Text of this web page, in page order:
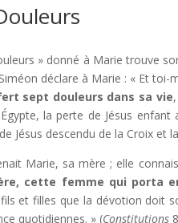
» donné à Marie trouve
déclare à Marie : « Et
sept douleurs dans sa vie
la perte de Jésus
Jésus descendu de la Croix et
Marie, sa mère ; elle
cette femme qui porta
et filles que la dévotion doit
quotidiennes. » (Constitutions